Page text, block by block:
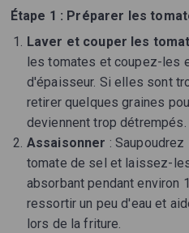
Étape 1 : Préparer les
Laver et couper les
les tomates et coupez-les
d'épaisseur. Si elles sont
retirer quelques graines
deviennent trop détrempés.
Assaisonner :
tomate de sel et laissez-
absorbant pendant environ
ressortir un peu d'eau et
lors de la friture.